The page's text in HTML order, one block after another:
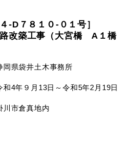
-D７８１０-０１号］
路改築工事（大宮橋 A１橋
袋井土木事務所
月13日～令和5年2月19日
市倉真地内